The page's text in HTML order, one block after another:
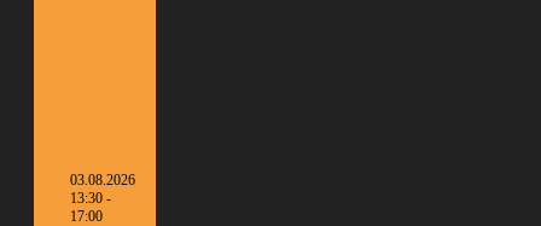
03.08.2026
13:30 -
17:00